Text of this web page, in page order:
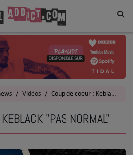
Vidéos Coup de coeur : Keblack "Pas normal"
"PAS NORMAL"